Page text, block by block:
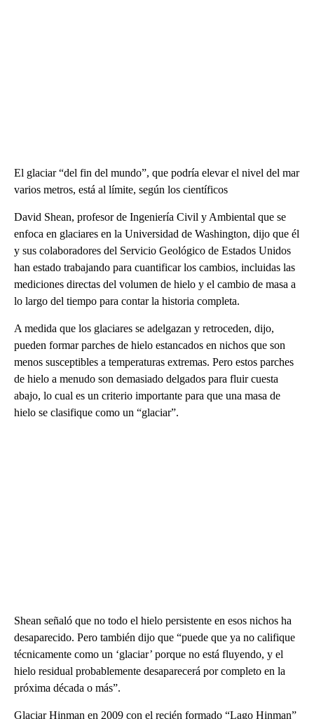
El glaciar “del fin del mundo”, que podría elevar el nivel del mar
varios metros, está al límite, según los científicos
David Shean, profesor de Ingeniería Civil y Ambiental que se
enfoca en glaciares en la Universidad de Washington, dijo que él
y sus colaboradores del Servicio Geológico de Estados Unidos
han estado trabajando para cuantificar los cambios, incluidas las
mediciones directas del volumen de hielo y el cambio de masa a
lo largo del tiempo para contar la historia completa.
A medida que los glaciares se adelgazan y retroceden, dijo,
pueden formar parches de hielo estancados en nichos que son
menos susceptibles a temperaturas extremas. Pero estos parches
de hielo a menudo son demasiado delgados para fluir cuesta
abajo, lo cual es un criterio importante para que una masa de
hielo se clasifique como un “glaciar”.
Shean señaló que no todo el hielo persistente en esos nichos ha
desaparecido. Pero también dijo que “puede que ya no califique
técnicamente como un ‘glaciar’ porque no está fluyendo, y el
hielo residual probablemente desaparecerá por completo en la
próxima década o más”.
Glaciar Hinman en 2009 con el recién formado “Lago Hinman”